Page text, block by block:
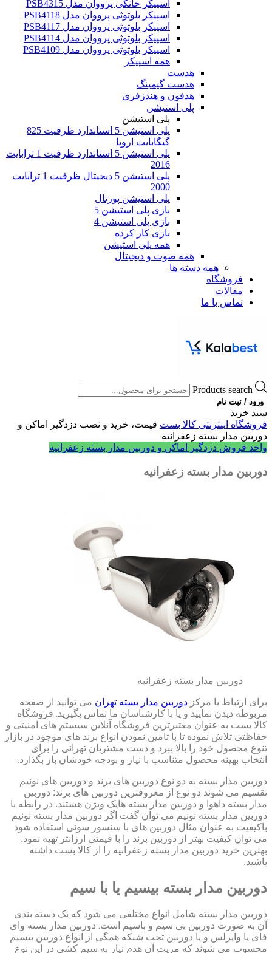
اسپیکر خانگی پرووان مدل PSB4315
اسپیکر بلوتوثی پرووان مدل PSB4118
اسپیکر بلوتوثی پرووان مدل PSB4117
اسپیکر بلوتوثی پرووان مدل PSB4114
اسپیکر بلوتوثی پرووان مدل PSB4109
همه اسپیکر
هدست
هدست گیمینگ
هدفون و هندزفری
پلی استیشن
پلی استیشن
پلی استیشن 5 استاندارد ظرفیت 825
گیگابایت اروپا
پلی استیشن 5 استاندارد ظرفیت 1 ترابایت
2016
پلی استیشن 5 دیجیتال ظرفیت 1 ترابایت
2000
پلی استیشن پورتال
بازی پلی استیشن 5
بازی پلی استیشن 4
بازی کار کرده
همه پلی استیشن
همه صوت و دیجیتال
همه دسته ها
فروشگاه
مقالات
تماس با ما
Products search
ورود / ثبت نام
سبد خرید
فروشگاه اینترنتی کالا بست قیمت، خرید و نصب دزدگیر اماکن و
دوربین مدار بسته زعفرانیه
واحد فروش دزدگیر اماکن و دوربین مدار بسته زعفرانیه
دوربین مدار بسته زعفرانیه
دوربین مدار بسته زعفرانیه
برای ارتباط با مرکز دوربین مدار بسته تهران می توانید از صفحه
مربوطه دیدن نمایید و یا با کارشناسان ما تماس بگیرید. فروشگاه
کالا بست به عنوان معتبرترین فروشگاه آنلاین سیستم های امنیتی و
حفاظتی تلاش نموده تا با تامین نمودن انواع برند های موجود در بازار
تنوع محصول خود را بالا ببرد و دست مشتریان تهرانی را برای
انتخاب بهینه محصول متناسب با نیاز و بودجه خودشان باز بگذارد.
دوربین مدار بسته به دو نوع دوربین های برند و دوربین های نونیم
تقسیم می شوند دو نوع از معروفترین دوربین های برند: دوربین
مدار بسته داهوا و دوربین مدار بسته هایک ویژن هستند. در رابطه با
دوربین مدار بسته نونیم می توان گفت اگر دوربین مدار بسته نونیم
باکیفیت به عنوان مثال دوربین های با سنسور سونی استفاده شود
می توان کیفیت بهتر از دوربین برند را با قیمتی ارزانتر تهیه نمود.
بهترین خرید دوربین مدار بسته زعفرانیه را از کالا بست داشته
باشید.
دوربین مدار بسته بیسیم یا با سیم
دوربین مدار بسته شامل انواع مختلفی می شود که یک دسته بندی
آن به صورت دوربین بی سیم و باسیم است. دوربین مدار بسته وای
فای یا وایرلس و یا دوربین تحت شبکه همگی از انواع دوربین بیسیم
محسوب می شوند که مزیت آن هدم نیاز به سیم کشی در این نوع